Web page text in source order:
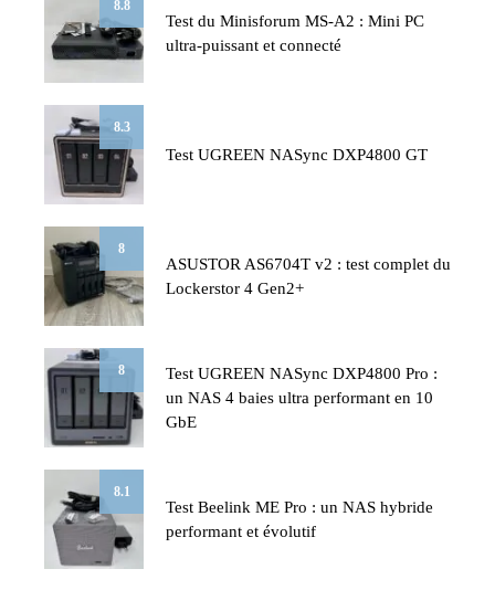
8.8
Test du Minisforum MS-A2 : Mini PC
ultra-puissant et connecté
8.3
Test UGREEN NASync DXP4800 GT
8
ASUSTOR AS6704T v2 : test complet du
Lockerstor 4 Gen2+
8
Test UGREEN NASync DXP4800 Pro :
un NAS 4 baies ultra performant en 10
GbE
8.1
Test Beelink ME Pro : un NAS hybride
performant et évolutif